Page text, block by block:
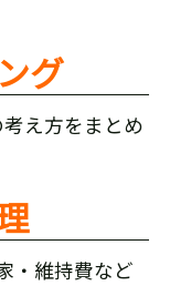
グ
え方をまとめ
・維持費など